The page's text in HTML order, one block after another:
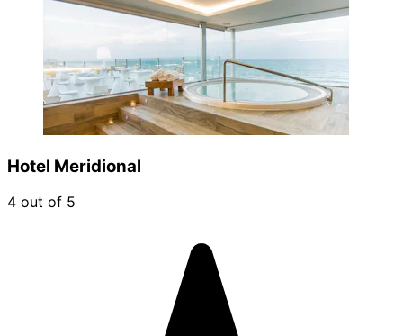
Hotel Meridional
4 out of 5